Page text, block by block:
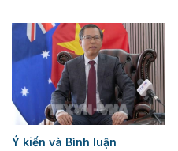
Ý kiến và Bình luận